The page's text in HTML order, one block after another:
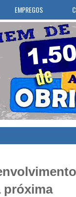
EMPREGOS
próxima